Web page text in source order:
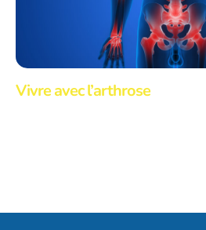
Vivre avec l’arthrose